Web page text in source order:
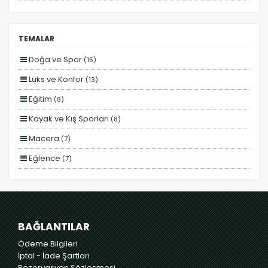
Planlanan
Otobüs Ile
Uçak Ile
Ekstralar Dahil
TEMALAR
Doğa ve Spor (15)
Lüks ve Konfor (13)
Eğitim (8)
Kayak ve Kış Sporları (8)
Macera (7)
Eğlence (7)
Romantizm ve Balayı(7)
Deniz(7)
Otel ve Konaklama(7)
BAĞLANTILAR
Ödeme Bilgileri
İptal - İade Şartları